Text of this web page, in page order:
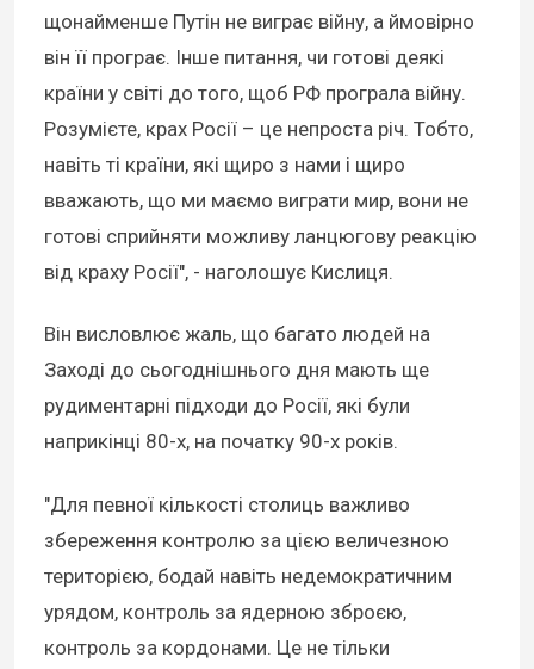
щонайменше Путін не виграє війну, а ймовірно
він її програє. Інше питання, чи готові деякі
країни у світі до того, щоб РФ програла війну.
Розумієте, крах Росії – це непроста річ. Тобто,
навіть ті країни, які щиро з нами і щиро
вважають, що ми маємо виграти мир, вони не
готові сприйняти можливу ланцюгову реакцію
від краху Росії", - наголошує Кислиця.
Він висловлює жаль, що багато людей на
Заході до сьогоднішнього дня мають ще
рудиментарні підходи до Росії, які були
наприкінці 80-х, на початку 90-х років.
"Для певної кількості столиць важливо
збереження контролю за цією величезною
територією, бодай навіть недемократичним
урядом, контроль за ядерною зброєю,
контроль за кордонами. Це не тільки